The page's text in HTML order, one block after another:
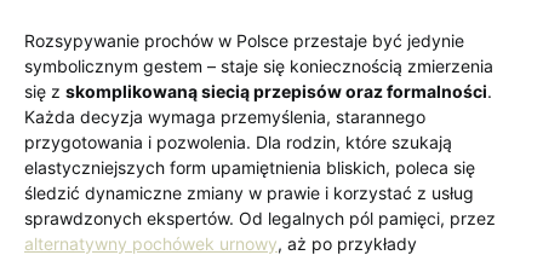
Rozsypywanie prochów w Polsce przestaje być jedynie
symbolicznym gestem – staje się koniecznością zmierzenia
się z skomplikowaną siecią przepisów oraz formalności.
Każda decyzja wymaga przemyślenia, starannego
przygotowania i pozwolenia. Dla rodzin, które szukają
elastyczniejszych form upamiętnienia bliskich, poleca się
śledzić dynamiczne zmiany w prawie i korzystać z usług
sprawdzonych ekspertów. Od legalnych pól pamięci, przez
alternatywny pochówek urnowy, aż po przykłady